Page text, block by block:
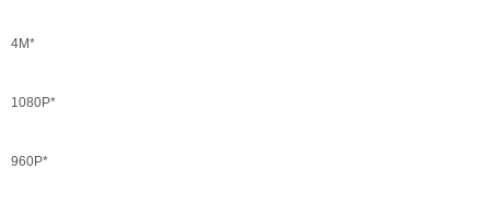
4М*
1080P*
960Р*